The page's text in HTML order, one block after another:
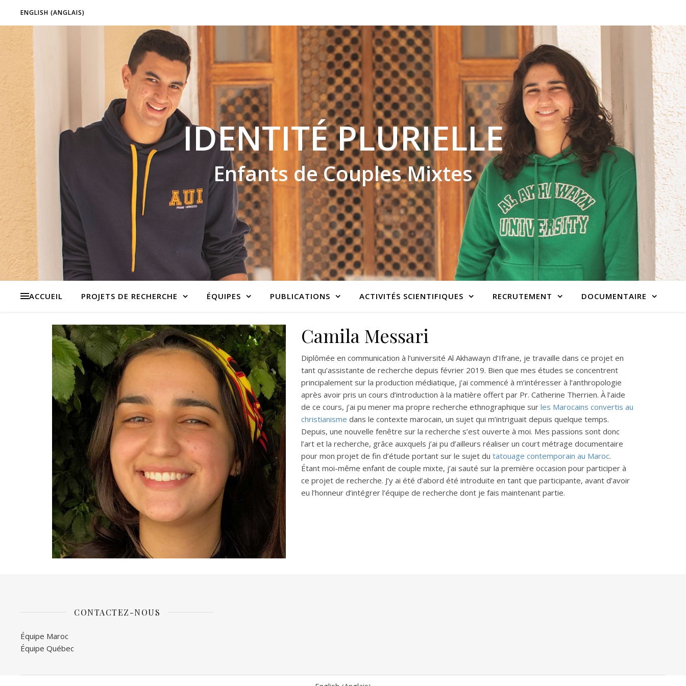
ENGLISH (ANGLAIS)
IDENTITÉ PLURIELLE
Enfants de Couples Mixtes
ACCUEIL PROJETS DE RECHERCHE ÉQUIPES PUBLICATIONS ACTIVITÉS SCIENTIFIQUES RECRUTEMENT DOCUMENTAIRE
Camila Messari
Diplômée en communication à l’université Al Akhawayn d’Ifrane, je travaille dans ce projet en
tant qu’assistante de recherche depuis février 2019. Bien que mes études se concentrent
principalement sur la production médiatique, j’ai commencé à m’intéresser à l’anthropologie
après avoir pris un cours d’introduction à la matière offert par Pr. Catherine Therrien. À l’aide
de ce cours, j’ai pu mener ma propre recherche ethnographique sur les Marocains convertis au
christianisme dans le contexte marocain, un sujet qui m’intriguait depuis quelque temps.
Depuis, une nouvelle fenêtre sur la recherche s’est ouverte à moi. Mes passions sont donc
l’art et la recherche, grâce auxquels j’ai pu d’ailleurs réaliser un court métrage documentaire
pour mon projet de fin d’étude portant sur le sujet du tatouage contemporain au Maroc.
Étant moi-même enfant de couple mixte, j’ai sauté sur la première occasion pour participer à
ce projet de recherche. J’y ai été d’abord été introduite en tant que participante, avant d’avoir
eu l’honneur d’intégrer l’équipe de recherche dont je fais maintenant partie.
CONTACTEZ-NOUS
Équipe Maroc
Équipe Québec